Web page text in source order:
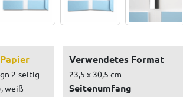
2-seitig
weiß
Verwendetes Format
23,5 x 30,5 cm
Seitenumfang